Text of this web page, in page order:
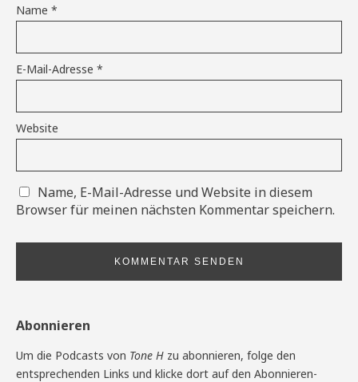
Name *
E-Mail-Adresse *
Website
Name, E-Mail-Adresse und Website in diesem
Browser für meinen nächsten Kommentar speichern.
Abonnieren
Um die Podcasts von Tone H zu abonnieren, folge den
entsprechenden Links und klicke dort auf den Abonnieren-